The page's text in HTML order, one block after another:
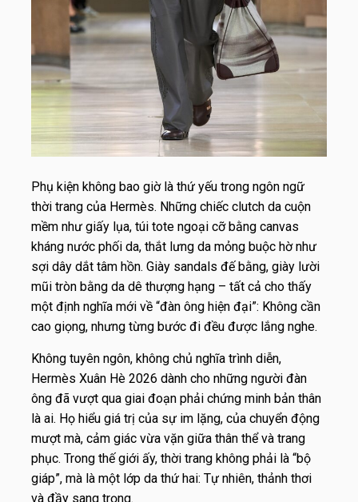
Phụ kiện không bao giờ là thứ yếu trong ngôn ngữ
thời trang của Hermès. Những chiếc clutch da cuộn
mềm như giấy lụa, túi tote ngoại cỡ bằng canvas
kháng nước phối da, thắt lưng da mỏng buộc hờ như
sợi dây dắt tâm hồn. Giày sandals đế bằng, giày lười
mũi tròn bằng da dê thượng hạng – tất cả cho thấy
một định nghĩa mới về “đàn ông hiện đại”: Không cần
cao giọng, nhưng từng bước đi đều được lắng nghe.
Không tuyên ngôn, không chủ nghĩa trình diễn,
Hermès Xuân Hè 2026 dành cho những người đàn
ông đã vượt qua giai đoạn phải chứng minh bản thân
là ai. Họ hiểu giá trị của sự im lặng, của chuyển động
mượt mà, cảm giác vừa vặn giữa thân thể và trang
phục. Trong thế giới ấy, thời trang không phải là “bộ
giáp”, mà là một lớp da thứ hai: Tự nhiên, thảnh thơi
và đầy sang trọng.